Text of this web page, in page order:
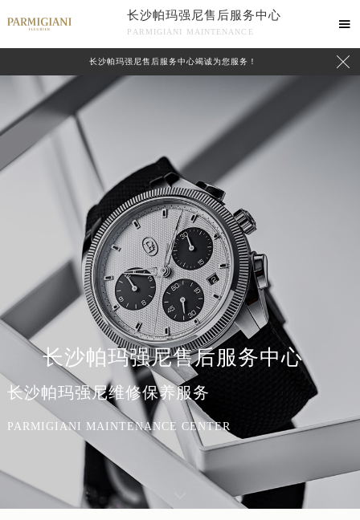
长沙帕玛强尼售后服务中心
PARMIGIANI MAINTENANCE

长沙帕玛强尼售后服务中心竭诚为您服务！ 
长沙帕玛强尼售后服务中心
长沙帕玛强尼维修保养服务
PARMIGIANI MAINTENANCE CENTER
联系我们